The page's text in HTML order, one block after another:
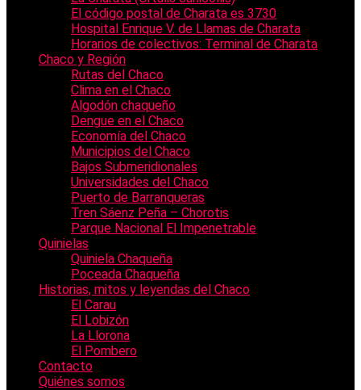
El código postal de Charata es 3730
Hospital Enrique V. de Llamas de Charata
Horarios de colectivos: Terminal de Charata
Chaco y Región
Rutas del Chaco
Clima en el Chaco
Algodón chaqueño
Dengue en el Chaco
Economía del Chaco
Municipios del Chaco
Bajos Submeridionales
Universidades del Chaco
Puerto de Barranqueras
Tren Sáenz Peña – Chorotis
Parque Nacional El Impenetrable
Quinielas
Quiniela Chaqueña
Poceada Chaqueña
Historias, mitos y leyendas del Chaco
El Carau
El Lobizón
La Llorona
El Pombero
Contacto
Quiénes somos